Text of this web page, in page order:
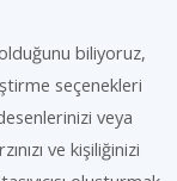
biliyoruz,
seçenekleri
veya
ve kişiliğinizi